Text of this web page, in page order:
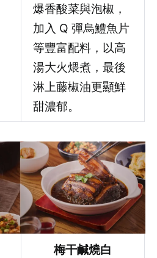
爆香酸菜與泡椒，
加入 Q 彈烏鱧魚片
等豐富配料，以高
湯大火煨煮，最後
淋上藤椒油更顯鮮
甜濃郁。
梅干鹹燒白